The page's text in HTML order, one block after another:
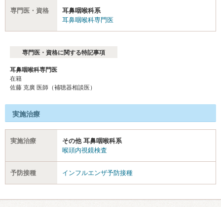
専門医・資格
耳鼻咽喉科系
耳鼻咽喉科専門医
専門医・資格に関する特記事項
耳鼻咽喉科専門医
在籍
佐藤 克廣 医師（補聴器相談医）
実施治療
実施治療
その他 耳鼻咽喉科系
喉頭内視鏡検査
予防接種 インフルエンザ予防接種